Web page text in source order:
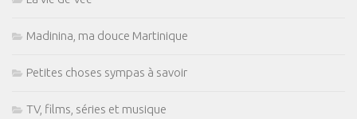
Madinina, ma douce Martinique
Petites choses sympas à savoir
TV, films, séries et musique